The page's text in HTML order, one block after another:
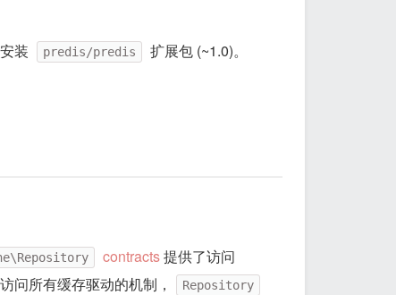
装 predis/predis
扩展包 (~1.0)。
contracts提供了访问
问所有缓存驱动的机制， Repository